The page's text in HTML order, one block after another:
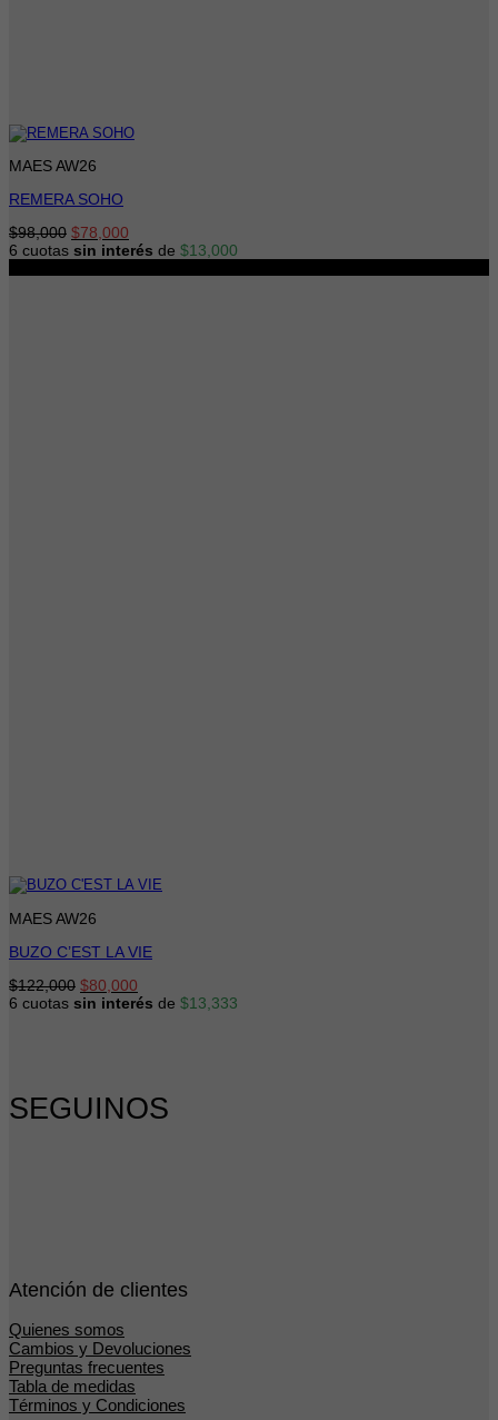
MAES AW26
REMERA SOHO
$98,000 El
precio
$78,000
precio
6 cuotas sin interés de $13,000
MAES AW26
BUZO C’EST LA VIE
$122,000 El
precio
$80,000
precio
6 cuotas sin interés de $13,333
SEGUINOS
Atención de clientes
Quienes somos
Cambios y Devoluciones
Preguntas frecuentes
Tabla de medidas
Términos y Condiciones